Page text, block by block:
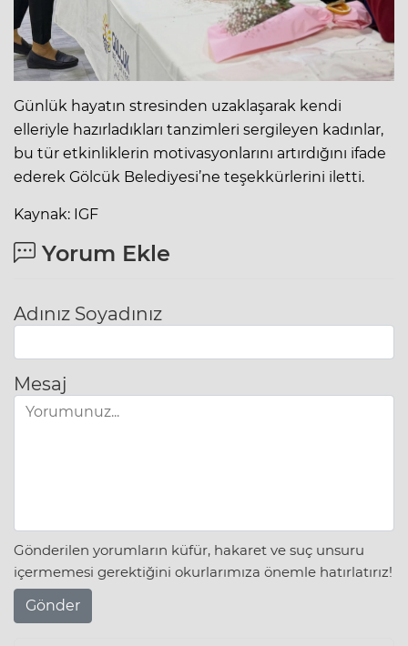
Günlük hayatın stresinden uzaklaşarak kendi
elleriyle hazırladıkları tanzimleri sergileyen kadınlar,
bu tür etkinliklerin motivasyonlarını artırdığını ifade
ederek Gölcük Belediyesi’ne teşekkürlerini iletti.
Kaynak: IGF
Yorum Ekle
Adınız Soyadınız
Mesaj
Gönderilen yorumların küfür, hakaret ve suç unsuru
içermemesi gerektiğini okurlarımıza önemle hatırlatırız!
Gönder